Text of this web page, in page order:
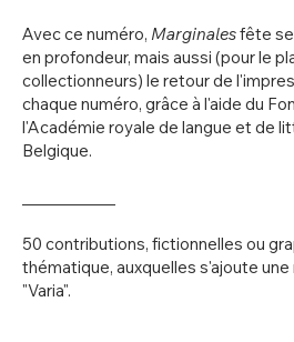
Avec ce numéro, Marginalesfête
en profondeur, mais aussi (pour le
collectionneurs) le retour de
chaque numéro, grâce à l'aide du
l'Académie royale de langue et de
Belgique.
50 contributions, fictionnelles ou
thématique, auxquelles s'ajoute
"Varia".